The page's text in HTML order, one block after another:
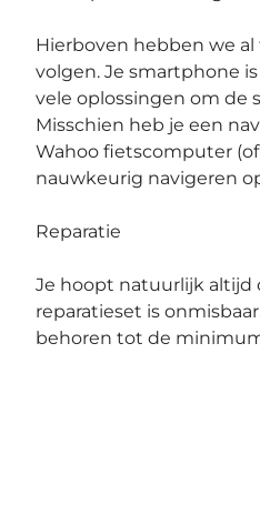
Hierboven hebben we
volgen. Je smartphone
vele oplossingen om de
Misschien heb je een
Wahoo fietscomputer
nauwkeurig navigeren
Reparatie
Je hoopt natuurlijk altijd
reparatieset is
behoren tot de